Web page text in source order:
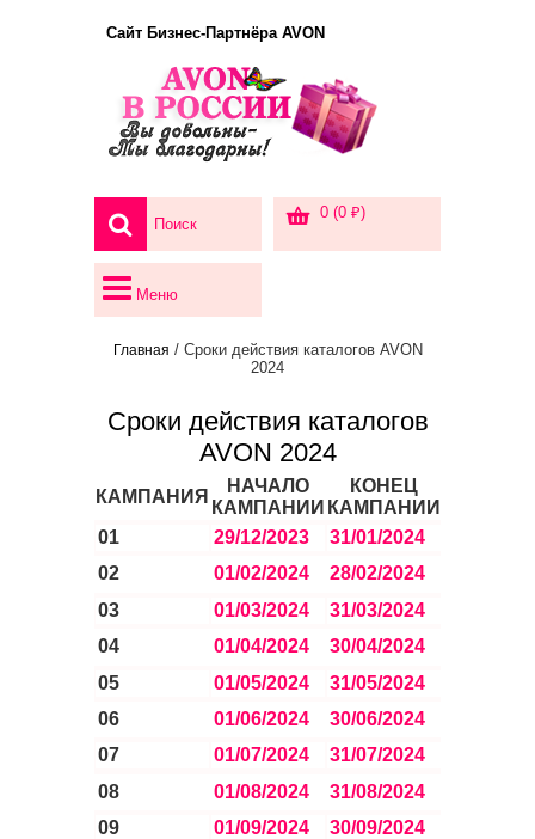
Сайт Бизнес-Партнёра AVON
0 (0 ₽)
Меню
Главная / Сроки действия каталогов AVON
2024
Сроки действия каталогов
AVON 2024
КАМПАНИЯ
НАЧАЛО
КАМПАНИИ
КОНЕЦ
КАМПАНИИ
01
29/12/2023
31/01/2024
02
01/02/2024 28/02/2024
03
01/03/2024 31/03/2024
04
01/04/2024 30/04/2024
05
01/05/2024 31/05/2024
06
01/06/2024 30/06/2024
07
01/07/2024 31/07/2024
08
01/08/2024 31/08/2024
09
01/09/2024 30/09/2024